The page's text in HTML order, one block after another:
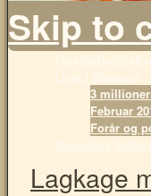
Skip to
3
Februar
Forår og
Lagkage